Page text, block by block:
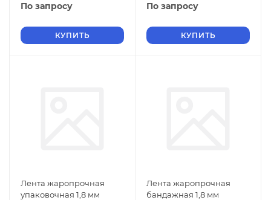
По запросу
КУПИТЬ
По запросу
КУПИТЬ
Лента жаропрочная
упаковочная 1,8 мм
Лента жаропрочная
бандажная 1,8 мм